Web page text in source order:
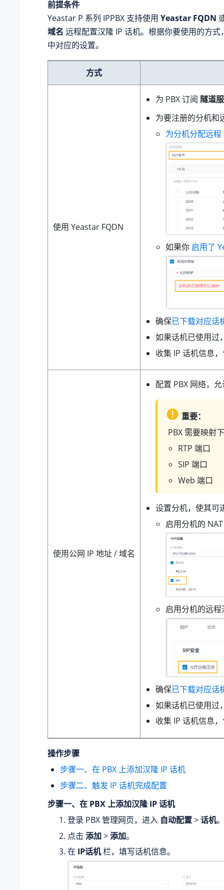
前提条件
Yeastar P 系列 IPPBX支持使用 Yeastar FQDN
域名 远程配置汉隆 IP 话机。根据你要使用的方
中对应的设置。
方式
使用 Yeastar FQDN
为 PBX 订阅 隧道
为要注册的分机和
为分机分配远程
如果你 启用了
确保已下载对应话
如果话机已使用过
收集 IP 话机信息
使用公网 IP 地址 / 域名
配置 PBX 网络，
重要：
PBX 需要映射
RTP 端口
SIP 端口
Web 端口
设置分机，使其可
启用分机的
启用分机的远
确保已下载对应话
如果话机已使用过
收集 IP 话机信息
操作步骤
步骤一、在 PBX 上添加汉隆 IP 话机
步骤二、触发 IP 话机完成配置
步骤一、在 PBX 上添加汉隆 IP 话机
登录 PBX 管理网页，进入 自动配置>话机。
点击 添加>添加。
在 IP话机栏，填写话机信息。